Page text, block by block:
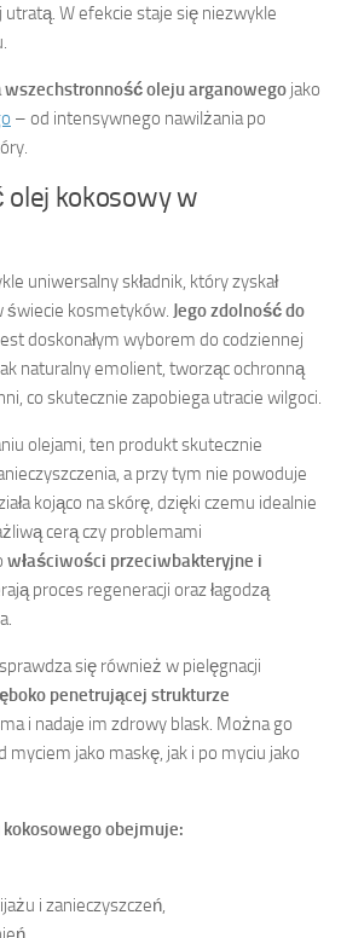
utratą. W efekcie staje się niezwykle
wszechstronność oleju arganowego jako
– od intensywnego nawilżania po
olej kokosowy w
uniwersalny składnik, który zyskał
kosmetyków. Jego zdolność do
doskonałym wyborem do codziennej
naturalny emolient, tworząc ochronną
co skutecznie zapobiega utracie wilgoci.
olejami, ten produkt skutecznie
a przy tym nie powoduje
kojąco na skórę, dzięki czemu idealnie
cerą czy problemami
właściwości przeciwbakteryjne i
proces regeneracji oraz łagodzą
się również w pielęgnacji
penetrującej strukturze
i nadaje im zdrowy blask. Można go
jako maskę, jak i po myciu jako
obejmuje:
i zanieczyszczeń,